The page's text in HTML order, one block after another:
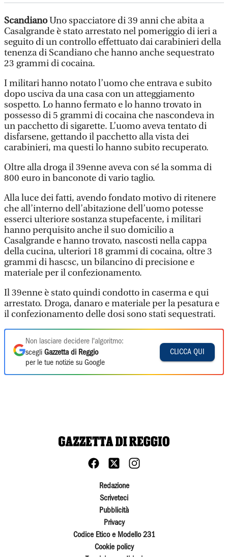
ScandianoUno spacciatore di 39 anni che abita a
Casalgrande è stato arrestato nel pomeriggio di ieri a
seguito di un controllo effettuato dai carabinieri della
tenenza di Scandiano che hanno anche sequestrato
23 grammi di cocaina.
I militari hanno notato l’uomo che entrava e subito
dopo usciva da una casa con un atteggiamento
sospetto. Lo hanno fermato e lo hanno trovato in
possesso di 5 grammi di cocaina che nascondeva in
un pacchetto di sigarette. L’uomo aveva tentato di
disfarsene, gettando il pacchetto alla vista dei
carabinieri, ma questi lo hanno subito recuperato.
Oltre alla droga il 39enne aveva con sé la somma di
800 euro in banconote di vario taglio.
Alla luce dei fatti, avendo fondato motivo di ritenere
che all’interno dell’abitazione dell’uomo potesse
esserci ulteriore sostanza stupefacente, i militari
hanno perquisito anche il suo domicilio a
Casalgrande e hanno trovato, nascosti nella cappa
della cucina, ulteriori 18 grammi di cocaina, oltre 3
grammi di hascsc, un bilancino di precisione e
materiale per il confezionamento.
Il 39enne è stato quindi condotto in caserma e qui
arrestato. Droga, danaro e materiale per la pesatura e
il confezionamento delle dosi sono stati sequestrati.
Non lasciare decidere l'algoritmo:
scegli Gazzetta di Reggio
per le tue notizie su Google
CLICCA QUI
Redazione
Scriveteci
Pubblicità
Privacy
Codice Etico e Modello 231
Cookie policy